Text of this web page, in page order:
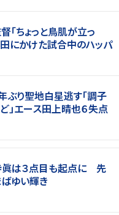
「ちょっと鳥肌が立っ
にかけた試合中のハッパ
ぶり聖地白星逃す「調子
」エース田上晴也６失点
眞は３点目も起点に 先
ゆい輝き